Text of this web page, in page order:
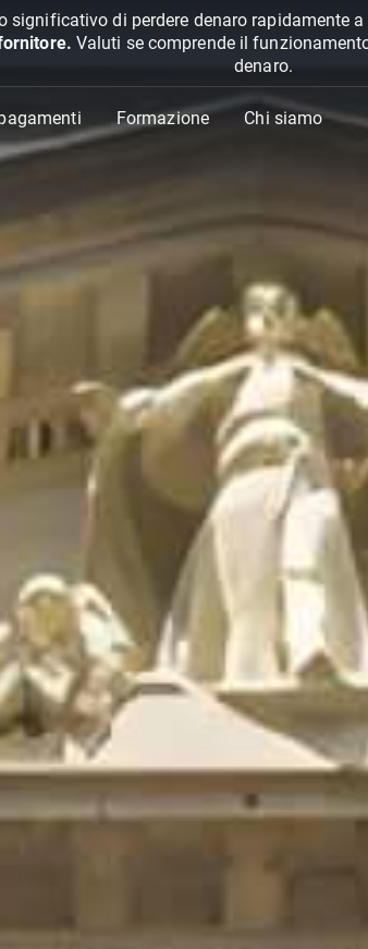
significativo di perdere denaro rapidamente
Valuti se comprende il
denaro.
Formazione Chi siamo